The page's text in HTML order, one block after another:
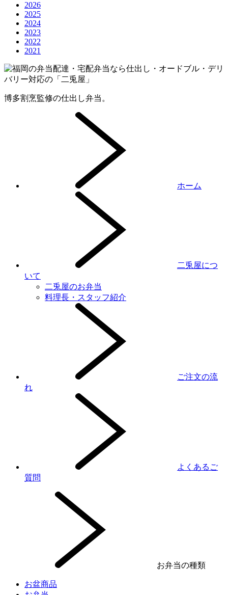
2026
2025
2024
2023
2022
2021
博多割烹監修の仕出し弁当。
ホーム
二兎屋につ
いて
二兎屋のお弁当
料理長・スタッフ紹介
ご注文の流
れ
よくあるご
質問
お弁当の種類
お盆商品